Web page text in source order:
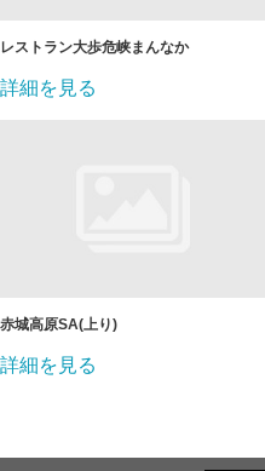
レストラン大歩危峡まんなか
詳細を見る
赤城高原SA(上り)
詳細を見る